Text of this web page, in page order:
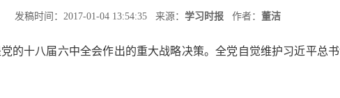
发稿时间：2017-01-04 13:54:35 来源： 学习时报 作者： 董洁
十八届六中全会作出的重大战略决策。全党自觉维护习近平总